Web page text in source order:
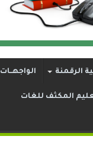
الرقمنة الواجهــات
المكثف للغات